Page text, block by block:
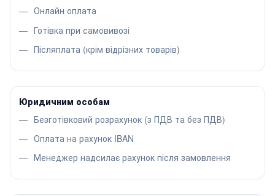
Онлайн оплата
Готівка при самовивозі
Післяплата (крім відрізних товарів)
Юридичним особам
Безготівковий розрахунок (з ПДВ та без ПДВ)
Оплата на рахунок IBAN
Менеджер надсилає рахунок після замовлення